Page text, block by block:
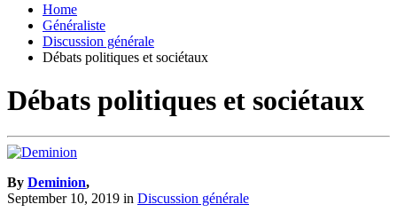
Home
Généraliste
Discussion générale
Débats politiques et sociétaux
Débats politiques et sociétaux
By Deminion,
September 10, 2019 in Discussion générale